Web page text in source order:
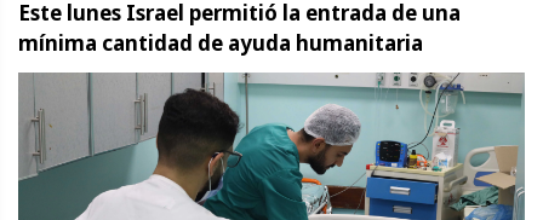
Este lunes Israel permitió la entrada de una
mínima cantidad de ayuda humanitaria